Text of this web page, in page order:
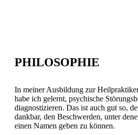
PHILOSOPHIE
In meiner Ausbildung zur
habe ich gelernt, psychische
diagnostizieren. Das ist auch gut so,
dankbar, den Beschwerden, unter
einen Namen geben zu können.